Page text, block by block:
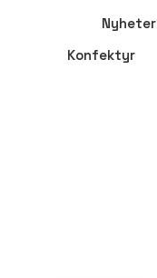
Nyheter
Konfektyr